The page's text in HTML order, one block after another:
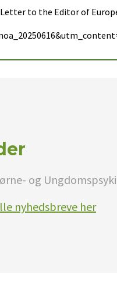
to the Editor of
og
nyhedsbreve her